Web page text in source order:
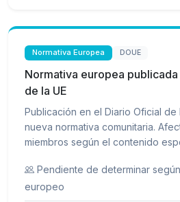
Normativa Europea DOUE
Normativa europea
de la UE
Publicación en el Diario Oficial de
nueva normativa comunitaria.
miembros según el contenido
Pendiente de determinar
europeo